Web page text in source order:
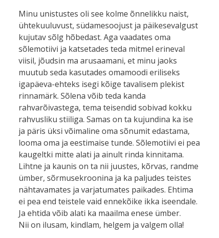
Minu unistustes oli see kolme õnnelikku naist,
ühtekuuluvust, südamesoojust ja päikesevalgust
kujutav sõlg hõbedast. Aga vaadates oma
sõlemotiivi ja katsetades teda mitmel erineval
viisil, jõudsin ma arusaamani, et minu jaoks
muutub seda kasutades omamoodi eriliseks
igapäeva-ehteks isegi kõige tavalisem plekist
rinnamärk. Sõlena võib teda kanda
rahvarõivastega, tema teisendid sobivad kokku
rahvusliku stiiliga. Samas on ta kujundina ka ise
ja päris üksi võimaline oma sõnumit edastama,
looma oma ja eestimaise tunde. Sõlemotiivi ei pea
kaugeltki mitte alati ja ainult rinda kinnitama.
Lihtne ja kaunis on ta nii juustes, kõrvas, randme
ümber, sõrmusekroonina ja ka paljudes teistes
nähtavamates ja varjatumates paikades. Ehtima
ei pea end teistele vaid ennekõike ikka iseendale.
Ja ehtida võib alati ka maailma enese ümber.
Nii on ilusam, kindlam, helgem ja valgem olla!